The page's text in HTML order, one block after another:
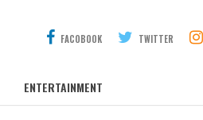
FACOBOOK TWITTER
ENTERTAINMENT